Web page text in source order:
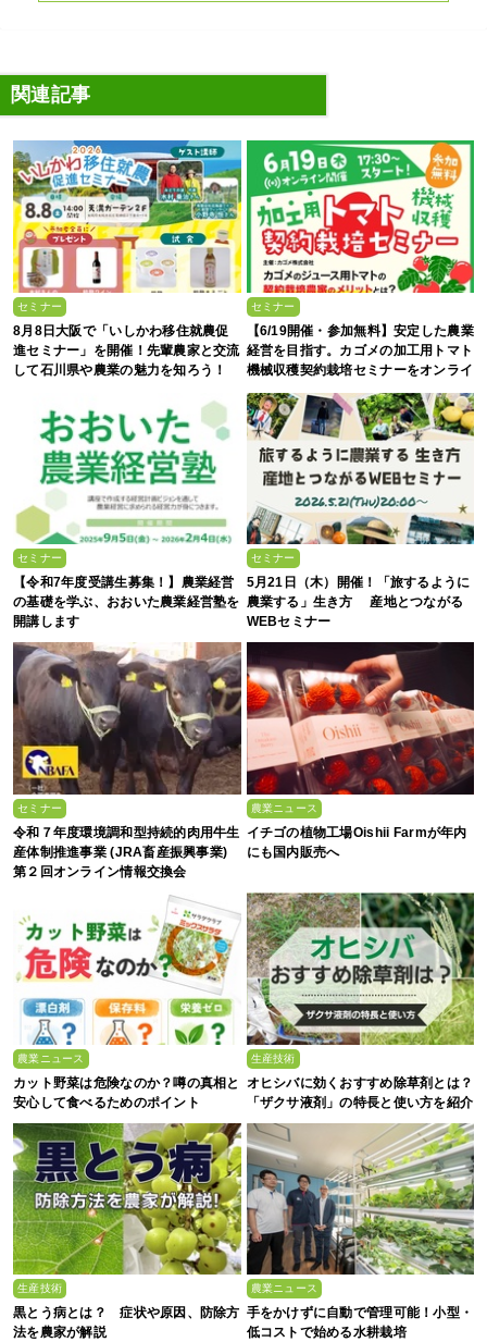
関連記事
セミナー
8月8日大阪で「いしかわ移住就農促
進セミナー」を開催！先輩農家と交流
して石川県や農業の魅力を知ろう！
セミナー
【6/19開催・参加無料】安定した農業
経営を目指す。カゴメの加工用トマト
機械収穫契約栽培セミナーをオンライ
セミナー
【令和7年度受講生募集！】農業経営
の基礎を学ぶ、おおいた農業経営塾を
開講します
セミナー
5月21日（木）開催！「旅するように
農業する」生き方 産地とつながる
WEBセミナー
セミナー
令和７年度環境調和型持続的肉用牛生
産体制推進事業 (JRA畜産振興事業)
第２回オンライン情報交換会
農業ニュース
イチゴの植物工場Oishii Farmが年内
にも国内販売へ
農業ニュース
カット野菜は危険なのか？噂の真相と
安心して食べるためのポイント
生産技術
オヒシバに効くおすすめ除草剤とは？
「ザクサ液剤」の特長と使い方を紹介
生産技術
黒とう病とは？ 症状や原因、防除方
法を農家が解説
農業ニュース
手をかけずに自動で管理可能！小型・
低コストで始める水耕栽培